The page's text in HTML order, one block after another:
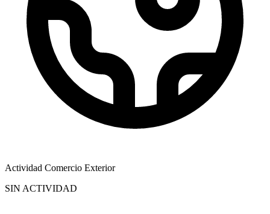
Actividad Comercio Exterior
SIN ACTIVIDAD